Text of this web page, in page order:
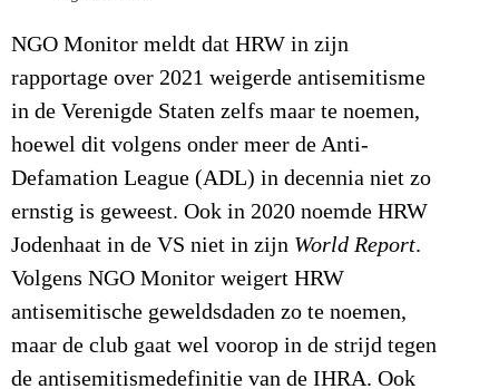
NGO Monitor meldt dat HRW in zijn
rapportage over 2021 weigerde antisemitisme
in de Verenigde Staten zelfs maar te noemen,
hoewel dit volgens onder meer de Anti-
Defamation League (ADL) in decennia niet zo
ernstig is geweest. Ook in 2020 noemde HRW
Jodenhaat in de VS niet in zijn World Report.
Volgens NGO Monitor weigert HRW
antisemitische geweldsdaden zo te noemen,
maar de club gaat wel voorop in de strijd tegen
de antisemitismedefinitie van de IHRA. Ook